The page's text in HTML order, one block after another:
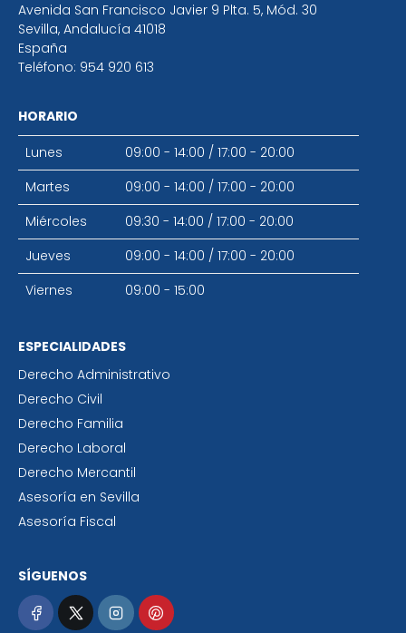
Avenida San Francisco Javier 9 Plta. 5, Mód. 30
Sevilla, Andalucía 41018
España
Teléfono: 954 920 613
HORARIO
Lunes
09:00 - 14:00 / 17:00 - 20:00
Martes
09:00 - 14:00 / 17:00 - 20:00
Miércoles
09:30 - 14:00 / 17:00 - 20:00
Jueves
09:00 - 14:00 / 17:00 - 20:00
Viernes
09:00 - 15:00
ESPECIALIDADES
Derecho Administrativo
Derecho Civil
Derecho Familia
Derecho Laboral
Derecho Mercantil
Asesoría en Sevilla
Asesoría Fiscal
SÍGUENOS